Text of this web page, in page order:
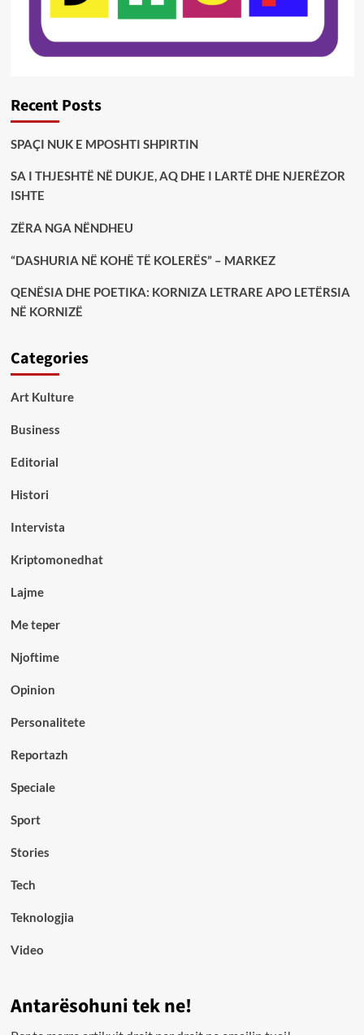
Recent Posts
SPAÇI NUK E MPOSHTI SHPIRTIN
SA I THJESHTË NË DUKJE, AQ DHE I LARTË DHE NJERËZOR
ISHTE
ZËRA NGA NËNDHEU
“DASHURIA NË KOHË TË KOLERËS” – MARKEZ
QENËSIA DHE POETIKA: KORNIZA LETRARE APO LETËRSIA
NË KORNIZË
Categories
Art Kulture
Business
Editorial
Histori
Intervista
Kriptomonedhat
Lajme
Me teper
Njoftime
Opinion
Personalitete
Reportazh
Speciale
Sport
Stories
Tech
Teknologjia
Video
Antarësohuni tek ne!